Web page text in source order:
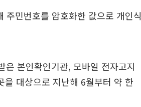
주민번호를 암호화한 값으로 개인식
본인확인기관, 모바일 전자고지
대상으로 지난해 6월부터 약 한